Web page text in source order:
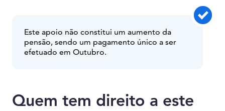
Este apoio não constitui um aumento da
pensão, sendo um pagamento único a ser
efetuado em Outubro.
Quem tem direito a este